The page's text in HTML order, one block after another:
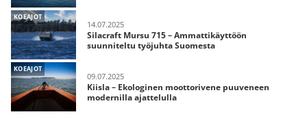
KOEAJOT
14.07.2025
Silacraft Mursu 715 – Ammattikäyttöön
suunniteltu työjuhta Suomesta
KOEAJOT
09.07.2025
Kiisla – Ekologinen moottorivene puuveneen
modernilla ajattelulla